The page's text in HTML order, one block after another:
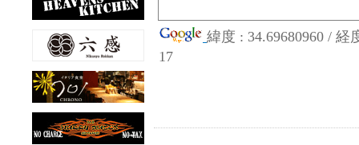
緯度 : 34.69680960 / 経
17